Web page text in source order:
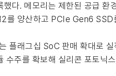
했다. 메모리는 제한된 공급
를 양산하고 PCIe Gen6 SSD
플래그십 SoC 판매 확대로
수주를 확보해 실리콘 포토닉